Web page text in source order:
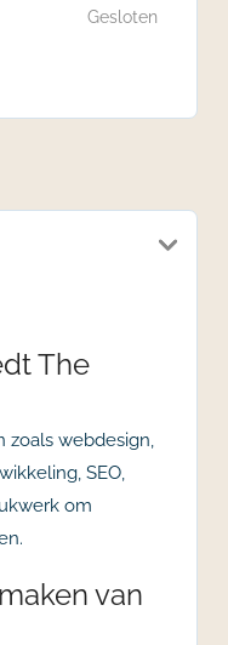
Gesloten
The
zoals webdesign,
SEO,
om
van